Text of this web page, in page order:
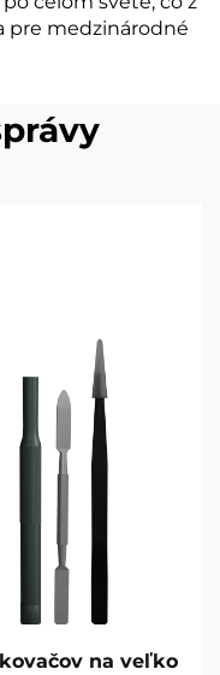
pre medzinárodné
na veľko